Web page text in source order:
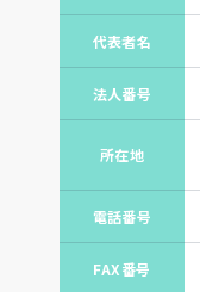
代表者名
法人番号
所在地
電話番号
FAX番号